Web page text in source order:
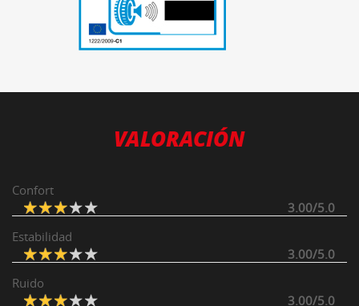
VALORACIÓN
Confort
3.00/5.0
Estabilidad
3.00/5.0
Ruido
3.00/5.0